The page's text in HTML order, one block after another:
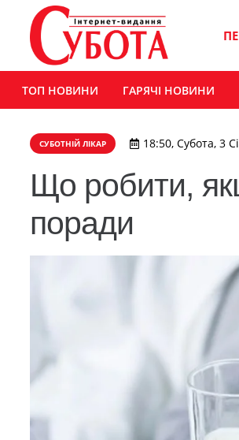
ТОП НОВИНИ ГАРЯЧІ НОВИНИ
СУБОТНІЙ ЛІКАР 18:50, Субота, 3
Що робити,
поради